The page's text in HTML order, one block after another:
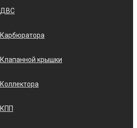
ДВС
Карбюратора
Клапанной крышки
Коллектора
КПП